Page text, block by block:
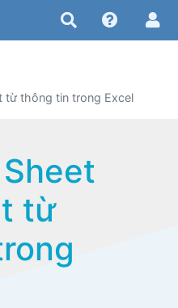
từ thông tin trong Excel
từ